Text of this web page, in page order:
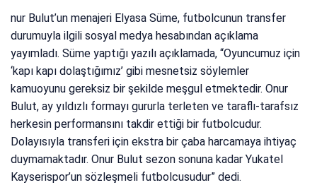
nur Bulut’un menajeri Elyasa Süme, futbolcunun transfer
durumuyla ilgili sosyal medya hesabından açıklama
yayımladı. Süme yaptığı yazılı açıklamada, “Oyuncumuz için
‘kapı kapı dolaştığımız’ gibi mesnetsiz söylemler
kamuoyunu gereksiz bir şekilde meşgul etmektedir. Onur
Bulut, ay yıldızlı formayı gururla terleten ve taraflı-tarafsız
herkesin performansını takdir ettiği bir futbolcudur.
Dolayısıyla transferi için ekstra bir çaba harcamaya ihtiyaç
duymamaktadır. Onur Bulut sezon sonuna kadar Yukatel
Kayserispor’un sözleşmeli futbolcusudur” dedi.